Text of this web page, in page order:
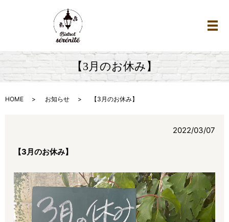
メ
【3月のお休み】
HOME お知らせ 【3月のお休み】
2022/03/07
【3月のお休み】